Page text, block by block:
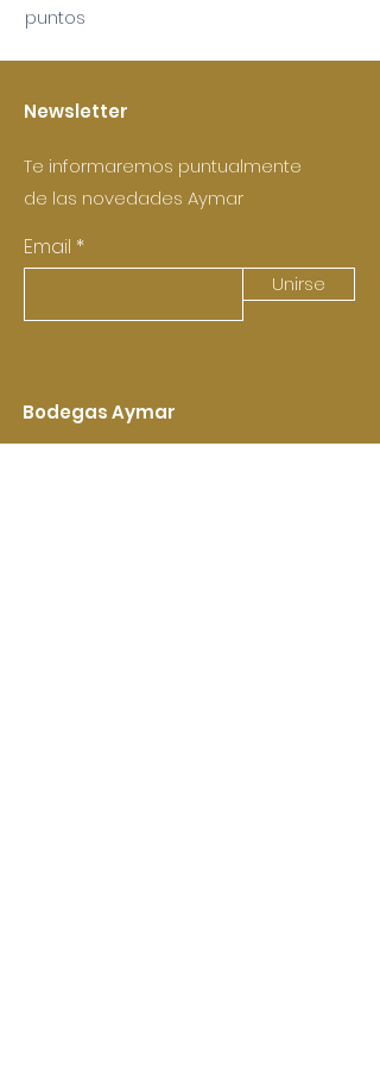
puntos
Newsletter
Te informaremos puntualmente
de las novedades Aymar
Email
Unirse
Bodegas Aymar